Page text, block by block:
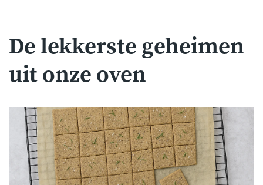
De lekkerste geheimen
uit onze oven